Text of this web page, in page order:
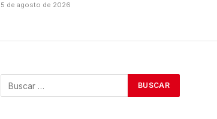
5 de agosto de 2026